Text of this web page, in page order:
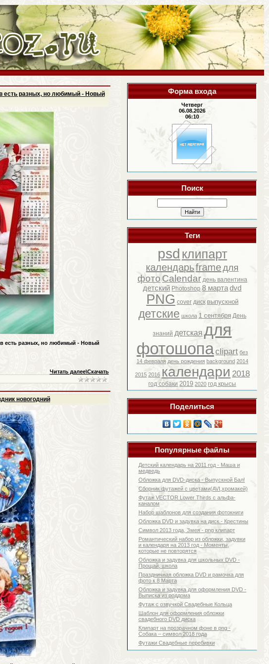
Форма входа
Четверг
06.08.2026
06:10
Поиск
Теги
psd клипарт
календарьframeдля
фото Calendar день валентина
детский Photoshop 8 марта dvd
PNG cover диск выпускной
детские школа 1 сентября День
знаний детскаядля
фотошопаclipart без
14 февраля день рождения background 2014
2015 2016 календари 2018
год собаки 2019 2020 год крысы
Поделиться
Популярные файлы
Детский календарь на 2011 год - Маша и
медведь
Обложка для DVD-диска - Выпускной Бал!
Сборник футажей с цветами(AVI,хромакей)
Футаж VECTOR Lower Thirds с альфа-
каналом
Набор шаблонов для создания фотокниги
Обложка DVD и задувка на диск - Крестины
Символ 2013 года, Змея - png клипарт
Романтический набор из обложки, задувки
и календаря на 2013 год - Моменты,
которые не повторятся
Обложка и задувка для школьных DVD -
Прощай, школа
Праздничная обложка DVD и рамочка для
фото к 8 Марта
Обложка и задувка для оформления DVD -
Выписка из роддома
Футаж с озвучкой Свадебные Кольца
Шаблон для оформления обложки
свадебного DVD диска
Клипарт на прозрачном фоне в png -
Собака – символ 2018 года
Футажи Свадебные перебивки
есть разных, но любимый - Новый
есть разных, но любимый - Новый
Читать далее\Скачать
новогодний